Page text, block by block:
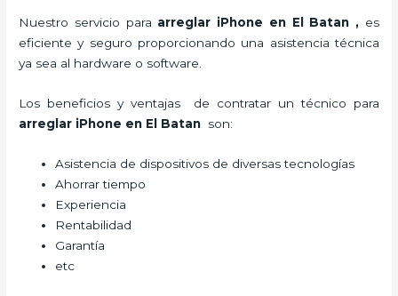
Nuestro servicio para arreglar iPhone en El Batan , es
eficiente y seguro proporcionando una asistencia técnica
ya sea al hardware o software.
Los beneficios y ventajas de contratar un técnico para
arreglar iPhone en El Batan son:
Asistencia de dispositivos de diversas tecnologías
Ahorrar tiempo
Experiencia
Rentabilidad
Garantía
etc